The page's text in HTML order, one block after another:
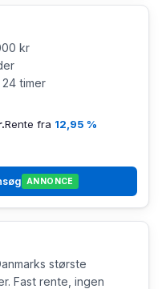
kr
timer
Rente fra 12,95 %
ANNONCE
største
Fast rente, ingen